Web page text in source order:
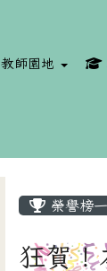
教師園地
榮譽榜
狂賀